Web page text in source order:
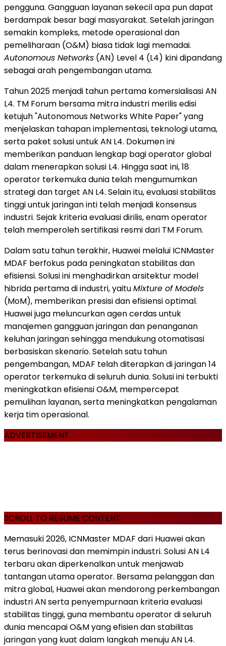
pengguna. Gangguan layanan sekecil apa pun dapat
berdampak besar bagi masyarakat. Setelah jaringan
semakin kompleks, metode operasional dan
pemeliharaan (O&M) biasa tidak lagi memadai.
Autonomous Networks (AN) Level 4 (L4) kini dipandang
sebagai arah pengembangan utama.
Tahun 2025 menjadi tahun pertama komersialisasi AN
L4. TM Forum bersama mitra industri merilis edisi
ketujuh "Autonomous Networks White Paper" yang
menjelaskan tahapan implementasi, teknologi utama,
serta paket solusi untuk AN L4. Dokumen ini
memberikan panduan lengkap bagi operator global
dalam menerapkan solusi L4. Hingga saat ini, 18
operator terkemuka dunia telah mengumumkan
strategi dan target AN L4. Selain itu, evaluasi stabilitas
tinggi untuk jaringan inti telah menjadi konsensus
industri. Sejak kriteria evaluasi dirilis, enam operator
telah memperoleh sertifikasi resmi dari TM Forum.
Dalam satu tahun terakhir, Huawei melalui ICNMaster
MDAF berfokus pada peningkatan stabilitas dan
efisiensi. Solusi ini menghadirkan arsitektur model
hibrida pertama di industri, yaituMixture of Models
(MoM), memberikan presisi dan efisiensi optimal.
Huawei juga meluncurkan agen cerdas untuk
manajemen gangguan jaringan dan penanganan
keluhan jaringan sehingga mendukung otomatisasi
berbasiskan skenario. Setelah satu tahun
pengembangan, MDAF telah diterapkan di jaringan 14
operator terkemuka di seluruh dunia. Solusi ini terbukti
meningkatkan efisiensi O&M, mempercepat
pemulihan layanan, serta meningkatkan pengalaman
kerja tim operasional.
ADVERTISEMENT
SCROLL TO RESUME CONTENT
Memasuki 2026, ICNMaster MDAF dari Huawei akan
terus berinovasi dan memimpin industri. Solusi AN L4
terbaru akan diperkenalkan untuk menjawab
tantangan utama operator. Bersama pelanggan dan
mitra global, Huawei akan mendorong perkembangan
industri AN serta penyempurnaan kriteria evaluasi
stabilitas tinggi, guna membantu operator di seluruh
dunia mencapai O&M yang efisien dan stabilitas
jaringan yang kuat dalam langkah menuju AN L4.